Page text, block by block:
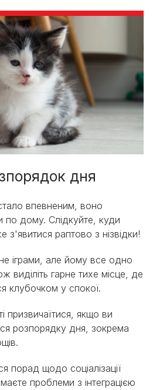
дня
впевненим, воно
по дому. Слідкуйте, куди
раптово з нізвідки!
іграми, але йому все одно
виділіть гарне тихе місце, де
клубочком у спокої.
якщо ви
розпорядку дня, зокрема
порад щодо соціалізації
проблеми з інтеграцією